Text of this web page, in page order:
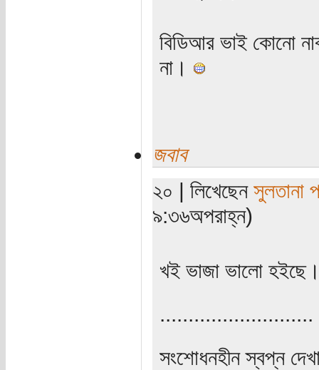
বিডিআর ভাই কোনো
না।
জবাব
২০ | লিখেছেন সুলতানা
৯:৩৬অপরাহ্ন)
খই ভাজা ভালো
...........................
সংশোধনহীন স্বপ্ন